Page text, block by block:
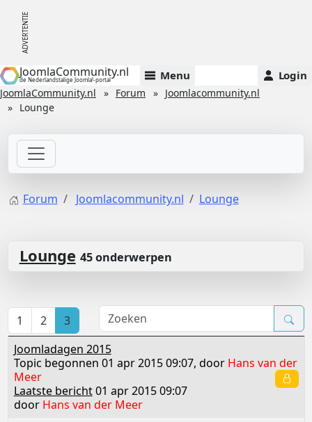
JoomlaCommunity.nl
de Nederlandstalige Joomla!-portal Menu Login
JoomlaCommunity.nl Forum
Joomlacommunity.nl
Lounge
Forum Joomlacommunity.nl Lounge
Lounge 45 onderwerpen
1 2
3
Joomladagen 2015
Topic begonnen 01 apr 2015 09:07, door Hans van der
Meer
Laatste bericht01 apr 2015 09:07
door Hans van der Meer